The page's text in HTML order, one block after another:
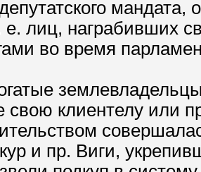
е. лиц, награбивших
во время
свою клиентелу или
и пр. Виги,